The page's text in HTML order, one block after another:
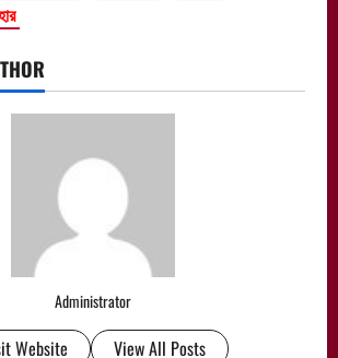
Administrator
Website View All Posts